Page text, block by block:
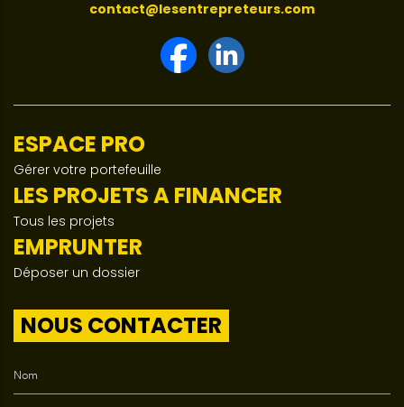
contact@lesentrepreteurs.com
ESPACE PRO
Gérer votre portefeuille
LES PROJETS A FINANCER
Tous les projets
EMPRUNTER
Déposer un dossier
NOUS CONTACTER